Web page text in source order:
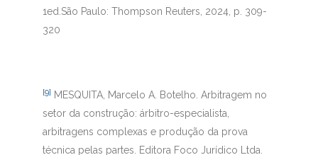
1ed.São Paulo: Thompson Reuters, 2024, p. 309-
320
[9] MESQUITA, Marcelo A. Botelho. Arbitragem no
setor da construção: árbitro-especialista,
arbitragens complexas e produção da prova
técnica pelas partes. Editora Foco Jurídico Ltda.